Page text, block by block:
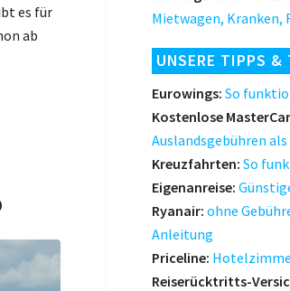
es für
ab
Mietwagen,
UNSERE TIPPS &
Eurowings: So
Kostenlose
Auslandsgebühren
Kreuzfahrten: So
Eigenanreise:
Ryanair: ohne
Anleitung
Priceline:
Reiserücktritts-